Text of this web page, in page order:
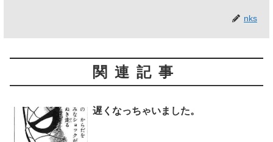
nks
関連記事
遅くなっちゃいました。